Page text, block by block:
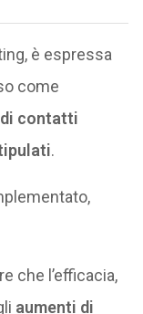
è espressa
come
contatti
.
che l’efficacia,
aumenti di